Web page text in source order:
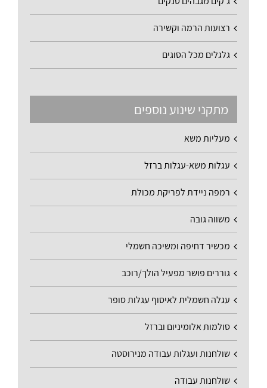
רצועות הרמה וקשירה
גלגלים מכל הסוגים
מתקני שינוע נוספים
מעליות משא
עגלות משא-עגלות ברזל
רמפה ניידת לפריקת מכולת
משווה גובה
מכשיר דחיפה ומשיכה חשמלי
גוררים פושר מפעיל הולך/רוכב
עגלה חשמלית לאיסוף עגלות סופר
סולמות אלומיניום וברזל
שולחנות ועגלות עבודה מנירוסטה
שולחנות עבודה